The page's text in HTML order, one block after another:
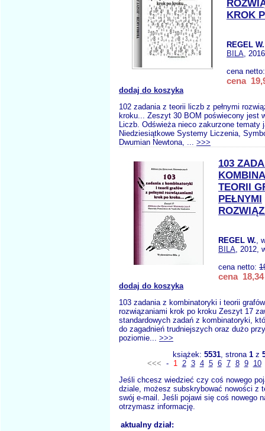
KROK
REGEL W.
BILA,
cena
cena
dodaj do koszyka
102 zadania z teorii liczb z pełnymi
kroku... Zeszyt 30 BOM poświecony jest
Liczb. Odświeża nieco zakurzone tematy
Niedziesiątkowe Systemy Liczenia,
Dwumian Newtona, ... >>>
103
TEORII
PEŁNYMI
REGEL W.,
BILA, 2012,
cena netto:
cena 18,34
dodaj do koszyka
103 zadania z kombinatoryki i teorii
rozwiązaniami krok po kroku Zeszyt 17
standardowych zadań z kombinatoryki,
do zagadnień trudniejszych oraz dużo
poziomie... >>>
książek: 5531, strona 1z
<<< - 1 2 3 4 5 6 7 8 9
10
Jeśli chcesz wiedzieć czy coś nowego
dziale, możesz subskrybować nowości z
swój e-mail. Jeśli pojawi się coś nowego
otrzymasz informację.
aktualny dział: